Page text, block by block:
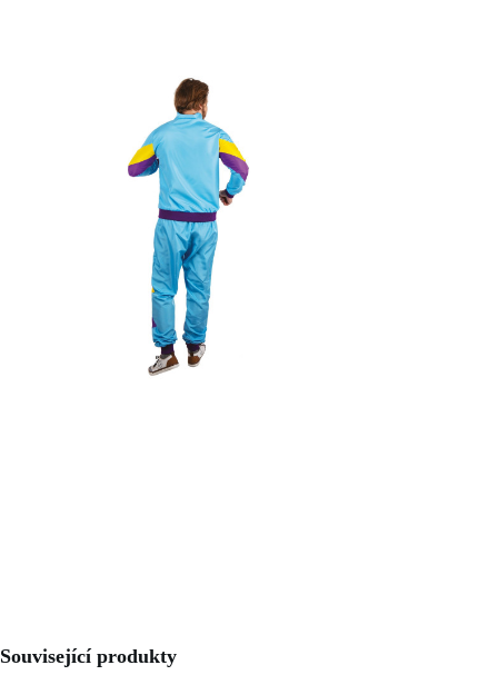
Související produkty